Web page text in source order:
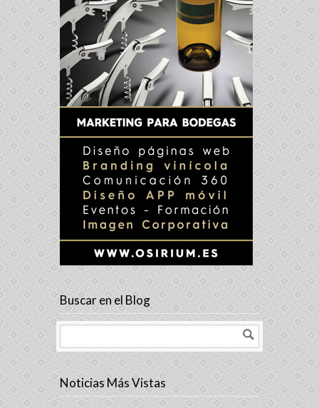
Buscar en el Blog
Noticias Más Vistas